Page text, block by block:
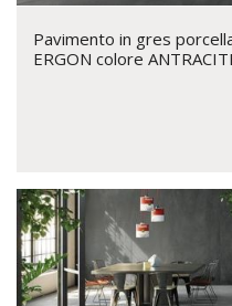
Pavimento in gres
ERGON colore